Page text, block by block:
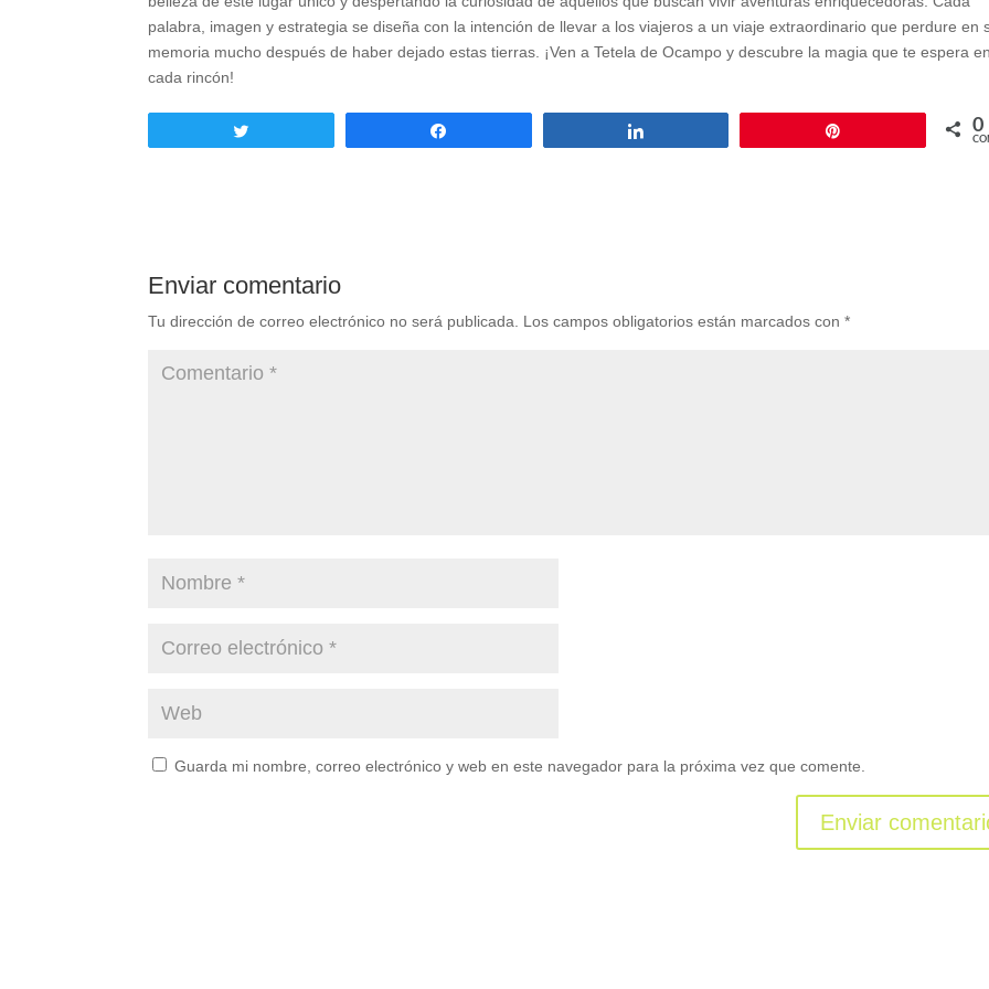
palabra, imagen y estrategia se diseña con la intención de llevar a los viajeros a un viaje extraordinario que perdure en
memoria mucho después de haber dejado estas tierras. ¡Ven a Tetela de Ocampo y descubre la magia que te espera en
cada rincón!
0
Enviar comentario
Tu dirección de correo electrónico no será publicada. Los campos obligatorios están marcados con*
Guarda mi nombre, correo electrónico y web en este navegador para la próxima vez que comente.